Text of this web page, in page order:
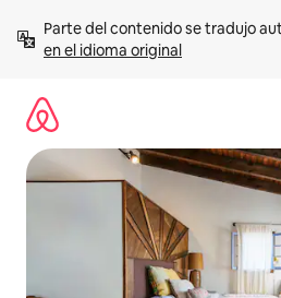
contenido
Parte del contenido se tradujo
en el idioma original